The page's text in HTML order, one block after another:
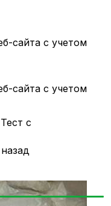
сайта с учетом
сайта с учетом
Тест с